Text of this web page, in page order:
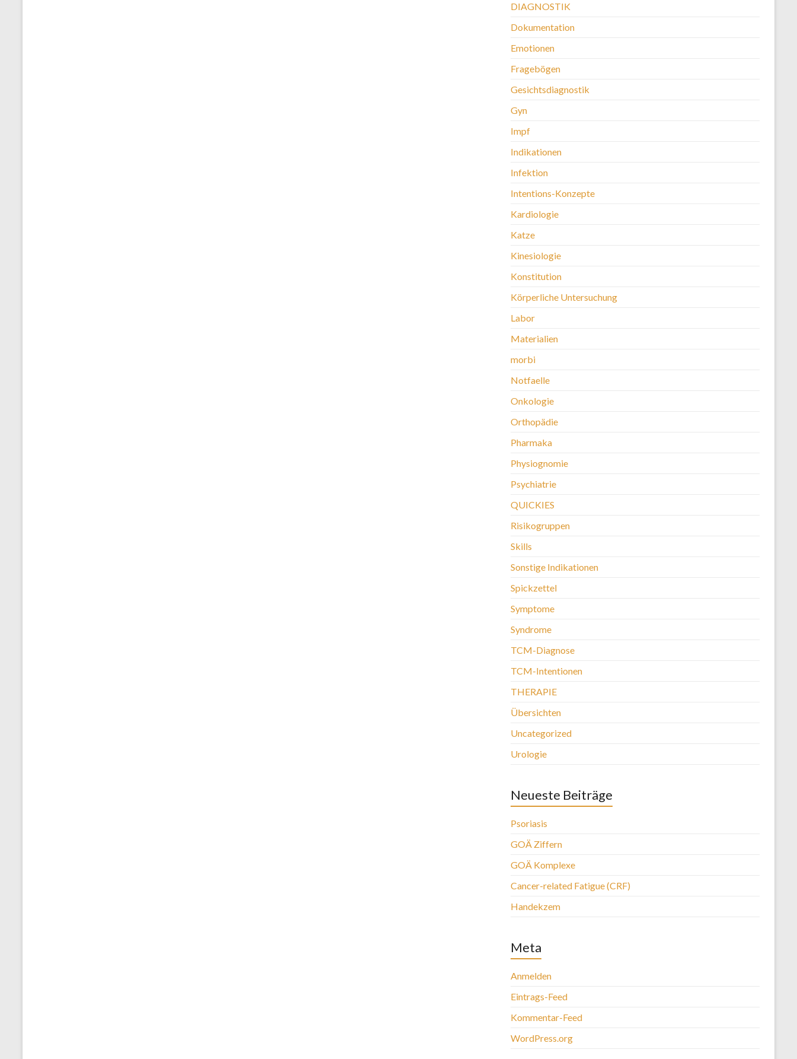
DIAGNOSTIK
Dokumentation
Emotionen
Fragebögen
Gesichtsdiagnostik
Gyn
Impf
Indikationen
Infektion
Intentions-Konzepte
Kardiologie
Katze
Kinesiologie
Konstitution
Körperliche Untersuchung
Labor
Materialien
morbi
Notfaelle
Onkologie
Orthopädie
Pharmaka
Physiognomie
Psychiatrie
QUICKIES
Risikogruppen
Skills
Sonstige Indikationen
Spickzettel
Symptome
Syndrome
TCM-Diagnose
TCM-Intentionen
THERAPIE
Übersichten
Uncategorized
Urologie
Neueste Beiträge
Psoriasis
GOÄ Ziffern
GOÄ Komplexe
Cancer-related Fatigue (CRF)
Handekzem
Meta
Anmelden
Eintrags-Feed
Kommentar-Feed
WordPress.org